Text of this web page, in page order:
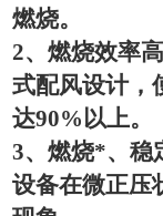
燃烧。
2、燃烧效率高
式配风设计，
达90%以上。
3、燃烧*、稳
设备在微正压